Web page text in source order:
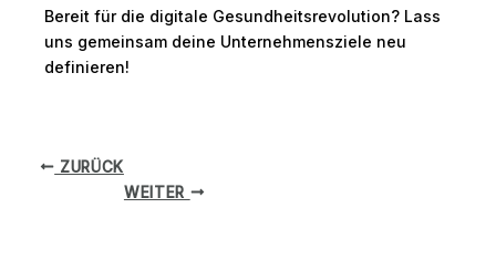
Bereit für die digitale Gesundheitsrevolution? Lass
uns gemeinsam deine Unternehmensziele neu
definieren!
ZURÜCK
WEITER